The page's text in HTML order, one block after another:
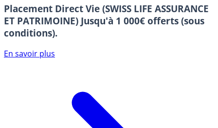
Placement Direct Vie (SWISS LIFE ASSURANCE
ET PATRIMOINE) Jusqu'à 1 000€ offerts (sous
conditions).
En savoir plus